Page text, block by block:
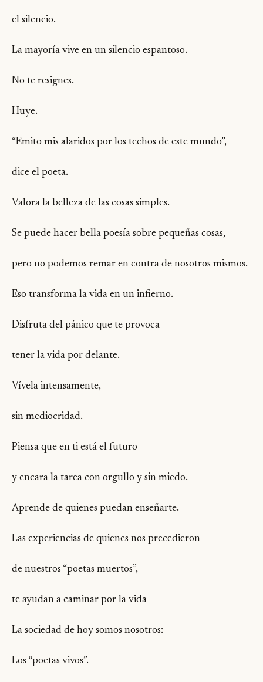
el silencio.
La mayoría vive en un silencio espantoso.
No te resignes.
Huye.
“Emito mis alaridos por los techos de este mundo”,
dice el poeta.
Valora la belleza de las cosas simples.
Se puede hacer bella poesía sobre pequeñas cosas,
pero no podemos remar en contra de nosotros mismos.
Eso transforma la vida en un infierno.
Disfruta del pánico que te provoca
tener la vida por delante.
Vívela intensamente,
sin mediocridad.
Piensa que en ti está el futuro
y encara la tarea con orgullo y sin miedo.
Aprende de quienes puedan enseñarte.
Las experiencias de quienes nos precedieron
de nuestros “poetas muertos”,
te ayudan a caminar por la vida
La sociedad de hoy somos nosotros:
Los “poetas vivos”.